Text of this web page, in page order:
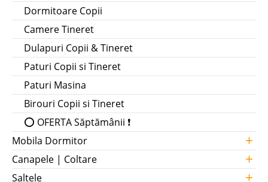
Dormitoare Copii
Camere Tineret
Dulapuri Copii & Tineret
Paturi Copii si Tineret
Paturi Masina
Birouri Copii si Tineret
⭕ OFERTA Săptămânii ❗
Mobila Dormitor
+
Canapele | Coltare +
Saltele +